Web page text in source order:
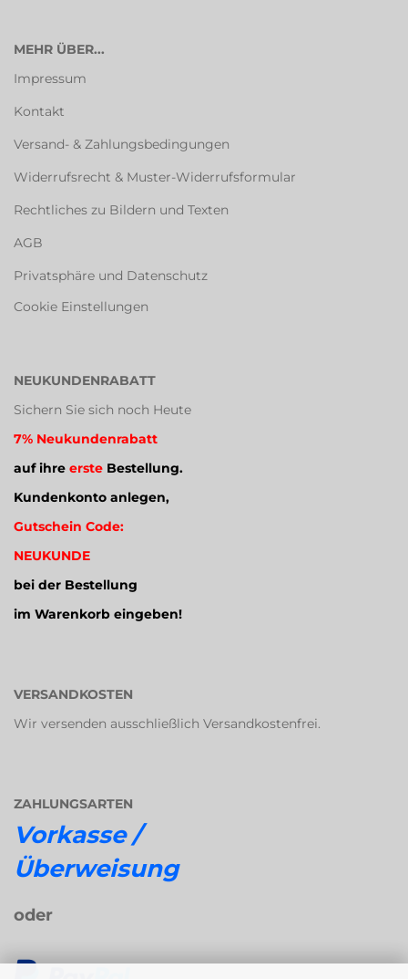
MEHR ÜBER...
Impressum
Kontakt
Versand- & Zahlungsbedingungen
Widerrufsrecht & Muster-Widerrufsformular
Rechtliches zu Bildern und Texten
AGB
Privatsphäre und Datenschutz
Cookie Einstellungen
NEUKUNDENRABATT
Sichern Sie sich noch Heute
7% Neukundenrabatt
auf ihre erste Bestellung.
Kundenkonto anlegen,
Gutschein Code:
NEUKUNDE
bei der Bestellung
im Warenkorb eingeben!
VERSANDKOSTEN
Wir versenden ausschließlich Versandkostenfrei.
ZAHLUNGSARTEN
Vorkasse /
Überweisung
oder